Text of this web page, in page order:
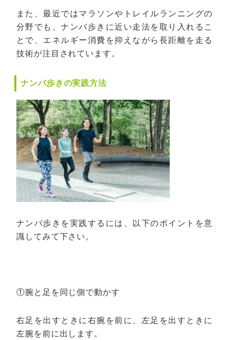
また、最近ではマラソンやトレイルランニングの
分野でも、ナンバ歩きに近い走法を取り入れるこ
とで、エネルギー消費を抑えながら長距離を走る
技術が注目されています。
ナンバ歩きの実践方法
ナンバ歩きを実践するには、以下のポイントを意
識してみて下さい。
①腕と足を同じ側で動かす
右足を出すときに右腕を前に、左足を出すときに
左腕を前に出します。